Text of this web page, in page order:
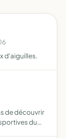
d'aiguilles.
de découvrir
du